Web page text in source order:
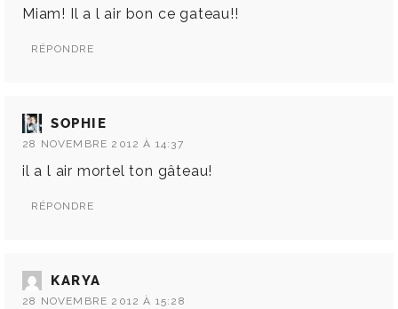
Miam! Il a l air bon ce gateau!!
RÉPONDRE
SOPHIE
28 NOVEMBRE 2012 À 14:37
il a l air mortel ton gâteau!
RÉPONDRE
KARYA
28 NOVEMBRE 2012 À 15:28